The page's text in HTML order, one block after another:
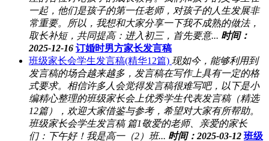
一起，他们是孩子的第一任老师，对孩子的人生发展非
常重要。所以，我想和大家分享一下我不成熟的做法，
取长补短，共同提高：进入初三，首先要意... 时间：
2025-12-16 订婚时男方家长发言稿
班级家长会学生发言稿(精华12篇) 现如今，能够利用到
发言稿的场合越来越多，发言稿在写作上具有一定的格
式要求。相信许多人会觉得发言稿很难写吧，以下是小
编精心整理的班级家长会上优秀学生代表发言稿（精选
12篇），欢迎大家借鉴与参考，希望对大家有所帮助。
班级家长会学生发言稿 篇1敬爱的老师、亲爱的家长
们：下午好！我是高一（2）班... 时间：2025-03-12 班级